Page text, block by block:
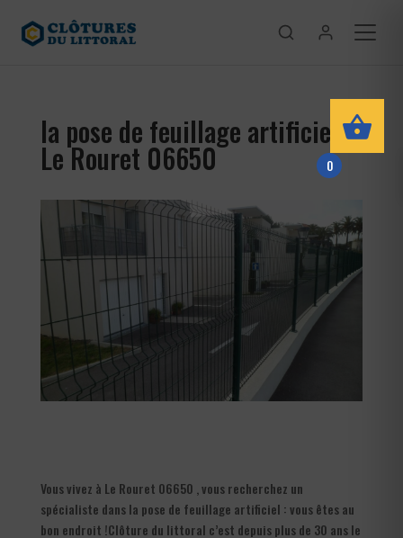
la pose de feuillage artificiel
Le Rouret 06650
Vous vivez à Le Rouret 06650 , vous recherchez un
spécialiste dans la pose de feuillage artificiel : vous êtes au
bon endroit !Clôture du littoral c’est depuis plus de 30 ans le
0